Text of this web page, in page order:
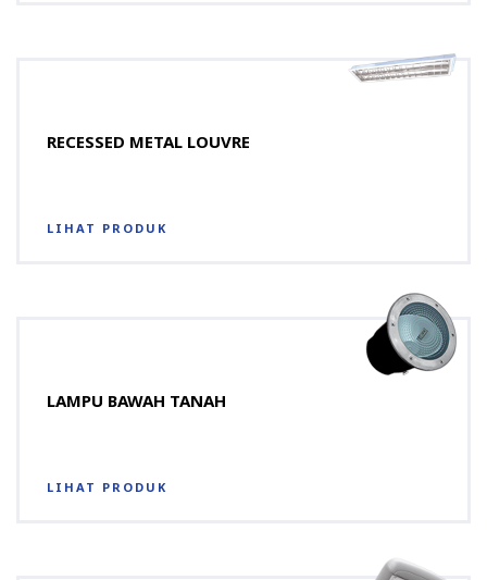
RECESSED METAL LOUVRE
LIHAT PRODUK
LAMPU BAWAH TANAH
LIHAT PRODUK